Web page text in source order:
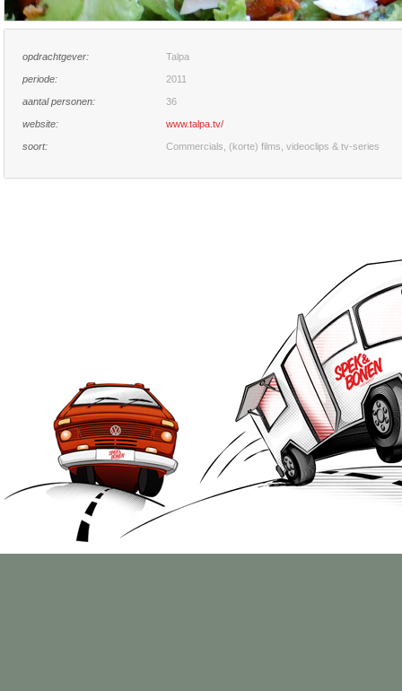
opdrachtgever: Talpa
periode: 2011
aantal personen: 36
website: www.talpa.tv/
soort: Commercials, (korte) films, videoclips & tv-series